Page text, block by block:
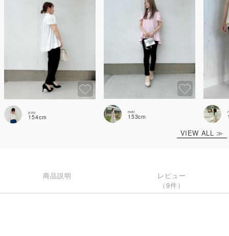
yuu
154cm
mei
153cm
VIEW ALL ≫
商品説明
レビュー
（9件）